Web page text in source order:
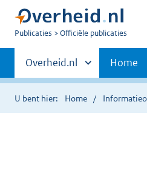
U
Publicaties Officiële publicaties
Primaire
navigatie
Andere
sites
binnen
Overheid.nl Home
U bent hier: Home